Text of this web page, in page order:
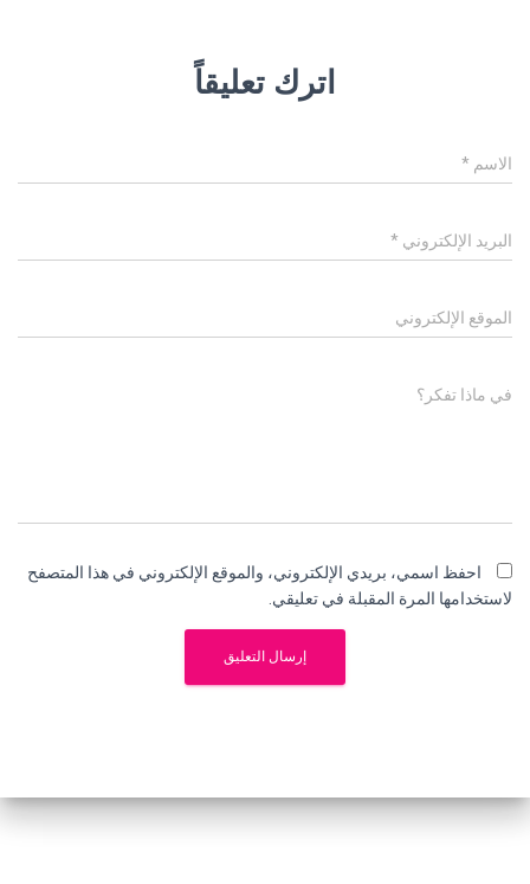
اترك تعليقاً
الاسم *
البريد الإلكتروني *
الموقع الإلكتروني
في ماذا تفكر؟
احفظ اسمي، بريدي الإلكتروني، والموقع الإلكتروني في هذا المتصفح
لاستخدامها المرة المقبلة في تعليقي.